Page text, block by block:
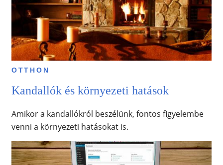
OTTHON
Kandallók és környezeti hatások
Amikor a kandallókról beszélünk, fontos figyelembe
venni a környezeti hatásokat is.